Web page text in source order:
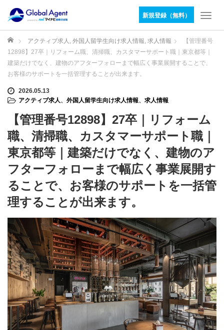
新規登録（無料）
T
g
g
g
a
i
o
n
ホーム アクティブ求人 , 外国人留学生向け求人情報, 求人情報
【管理番号
12898】27卒｜リフォーム職、清掃職、カスタマーサポート職｜東京都等｜
建築だけでなく、建物のアフターフォローまで幅広く事業展開することで、
お客様のサポートを一括管理することが出来ます。
2026.05.13
アクティブ求人、 外国人留学生向け求人情報、 求人情報
【管理番号12898】27卒｜リフォーム
職、清掃職、カスタマーサポート職｜
東京都等｜建築だけでなく、建物のア
フターフォローまで幅広く事業展開す
ることで、お客様のサポートを一括管
理することが出来ます。